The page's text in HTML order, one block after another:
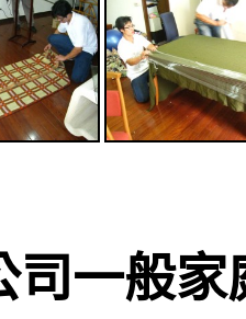
司一般家